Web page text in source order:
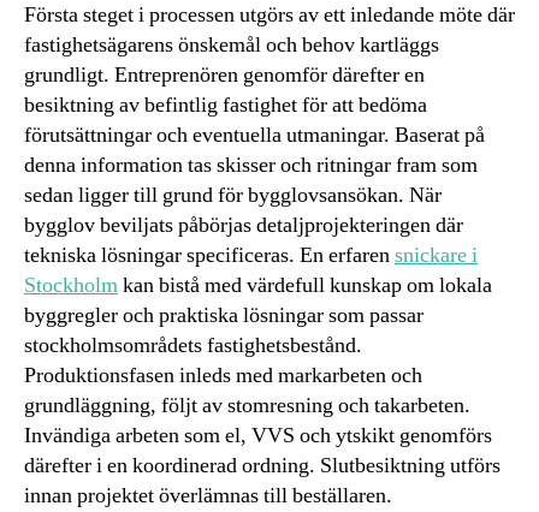
Första steget i processen utgörs av ett inledande möte där
fastighetsägarens önskemål och behov kartläggs
grundligt. Entreprenören genomför därefter en
besiktning av befintlig fastighet för att bedöma
förutsättningar och eventuella utmaningar. Baserat på
denna information tas skisser och ritningar fram som
sedan ligger till grund för bygglovsansökan. När
bygglov beviljats påbörjas detaljprojekteringen där
tekniska lösningar specificeras. En erfarensnickare i
Stockholmkan bistå med värdefull kunskap om lokala
byggregler och praktiska lösningar som passar
stockholmsområdets fastighetsbestånd.
Produktionsfasen inleds med markarbeten och
grundläggning, följt av stomresning och takarbeten.
Invändiga arbeten som el, VVS och ytskikt genomförs
därefter i en koordinerad ordning. Slutbesiktning utförs
innan projektet överlämnas till beställaren.